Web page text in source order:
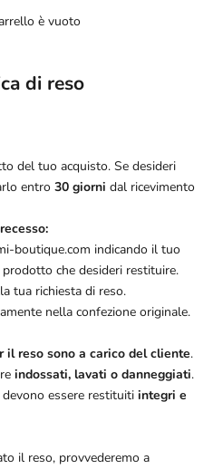
è vuoto
di reso
del tuo acquisto. Se desideri
entro 30 giorni dal ricevimento
boutique.com indicando il tuo
prodotto che desideri restituire.
tua richiesta di reso.
nella confezione originale.
il reso sono a carico del cliente.
indossati, lavati o danneggiati.
essere restituiti integri e
il reso, provvederemo a